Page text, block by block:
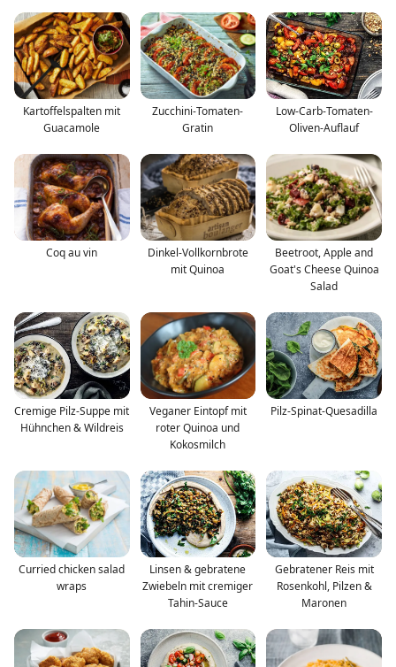
Kartoffelspalten mit
Guacamole
Zucchini-Tomaten-
Gratin
Low-Carb-Tomaten-
Oliven-Auflauf
Coq au vin
Dinkel-Vollkornbrote
mit Quinoa
Beetroot, Apple and
Goat's Cheese Quinoa
Salad
Cremige Pilz-Suppe mit
Hühnchen & Wildreis
Veganer Eintopf mit
roter Quinoa und
Kokosmilch
Pilz-Spinat-Quesadilla
Curried chicken salad
wraps
Linsen & gebratene
Zwiebeln mit cremiger
Tahin-Sauce
Gebratener Reis mit
Rosenkohl, Pilzen &
Maronen